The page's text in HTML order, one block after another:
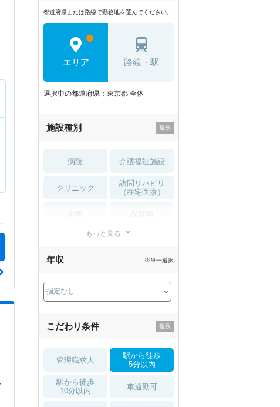
都道府県または路線で勤務地を選んでください。
エリア 路線・駅
選択中の都道府県：東京都 全体
施設種別
病院 介護福祉施設
クリニック
訪問リハビリ
（在宅医療）
薬局・
もっと見る
年収 ※単一選択
こだわり条件
管理職求人
駅から徒歩
5分以内
駅から徒歩
10分以内
車通勤可